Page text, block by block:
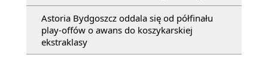
Astoria Bydgoszcz oddala się od półfinału
play-offów o awans do koszykarskiej
ekstraklasy